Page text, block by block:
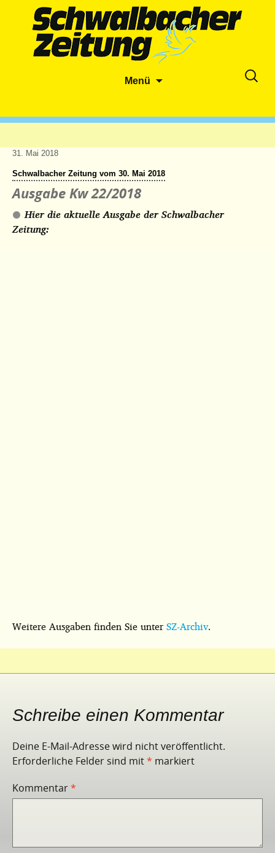
Menü
Suche
31. Mai 2018
Schwalbacher Zeitung vom 30. Mai 2018
Ausgabe Kw 22/2018
Hier die aktuelle Ausgabe der Schwalbacher
Zeitung:
Weitere Ausgaben finden Sie unterSZ-Archiv.
Schreibe einen Kommentar
Deine E-Mail-Adresse wird nicht veröffentlicht.
Erforderliche Felder sind mit* markiert
Kommentar*